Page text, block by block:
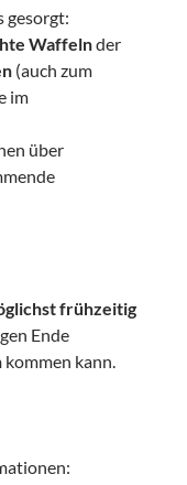
gesorgt:
Waffelnder
(auch zum
im
über
frühzeitig
Ende
kommen kann.